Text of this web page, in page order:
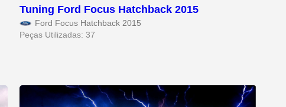
Tuning Ford Focus Hatchback 2015
Ford Focus Hatchback 2015
Peças Utilizadas: 37